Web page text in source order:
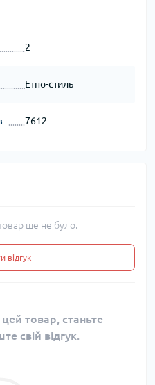
2
Етно-стиль
7612
ще не було.
відгук
товар, станьте
свій відгук.